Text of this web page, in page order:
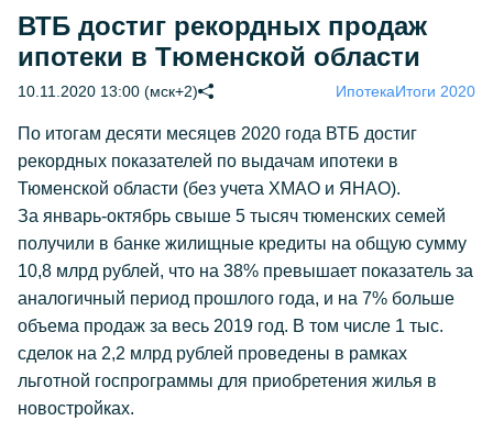
ВТБ достиг рекордных продаж
ипотеки в Тюменской области
10.11.2020 13:00 (мск+2) ИпотекаИтоги 2020
По итогам десяти месяцев 2020 года ВТБ достиг
рекордных показателей по выдачам ипотеки в
Тюменской области (без учета ХМАО и ЯНАО).
За январь-октябрь свыше 5 тысяч тюменских семей
получили в банке жилищные кредиты на общую сумму
10,8 млрд рублей, что на 38% превышает показатель за
аналогичный период прошлого года, и на 7% больше
объема продаж за весь 2019 год. В том числе 1 тыс.
сделок на 2,2 млрд рублей проведены в рамках
льготной госпрограммы для приобретения жилья в
новостройках.